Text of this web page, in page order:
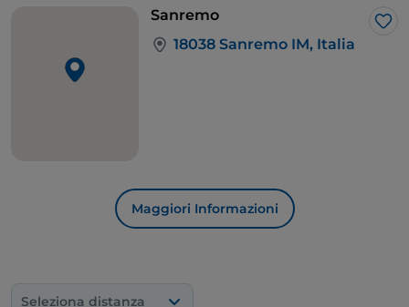
Sanremo
18038 Sanremo IM, Italia
Maggiori Informazioni
Seleziona distanza